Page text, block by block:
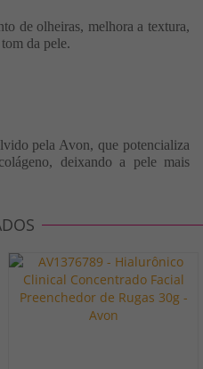
de olheiras, melhora a textura,
da pele.
pela Avon, que potencializa
deixando a pele mais